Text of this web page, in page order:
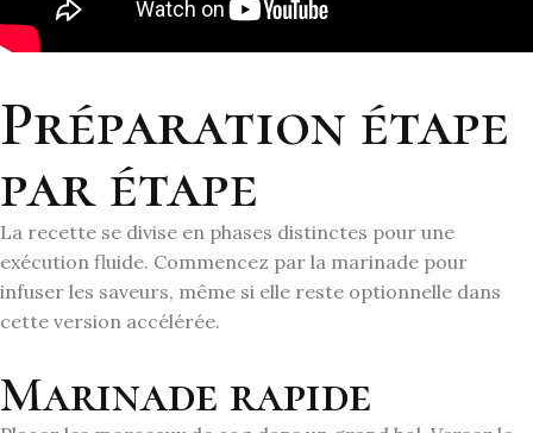
Préparation étape
par étape
La recette se divise en phases distinctes pour une
exécution fluide. Commencez par la marinade pour
infuser les saveurs, même si elle reste optionnelle dans
cette version accélérée.
Marinade rapide